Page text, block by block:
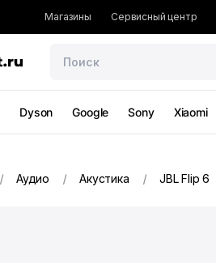
Магазины Сервисный центр
Dyson Google Sony Xiaomi
Аудио Акустика JBL Flip 6